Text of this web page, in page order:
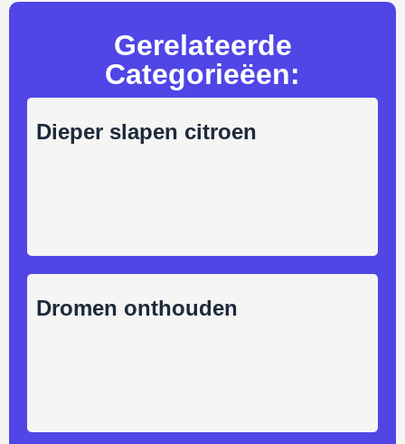
Gerelateerde
Categorieëen:
Dieper slapen citroen
Dromen onthouden